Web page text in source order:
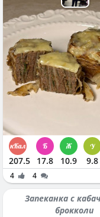
207.5 17.8 10.9 9.8
4 4
Запеканка с кабачком и
брокколи